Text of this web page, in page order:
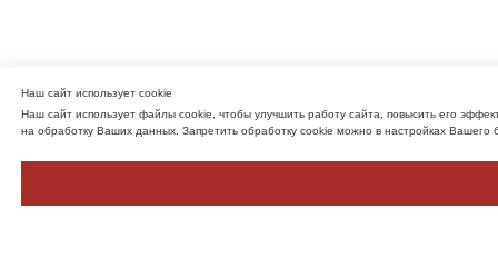
Наш сайт использует cookie
Наш сайт использует файлы cookie, чтобы улучшить работу сайта, повысить его
на обработку Ваших данных. Запретить обработку cookie можно в настройках Вашего